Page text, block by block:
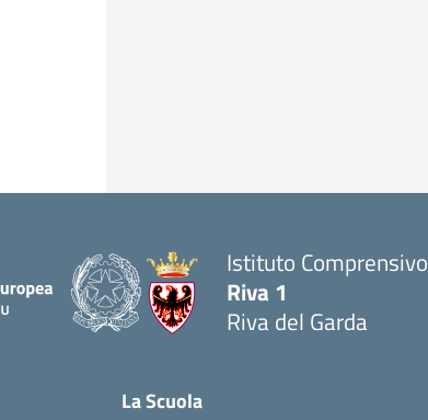
Istituto Comprensivo
Riva 1
Riva del Garda
La Scuola